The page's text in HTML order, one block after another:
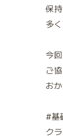
保
多
今
ご
お
#基
ク